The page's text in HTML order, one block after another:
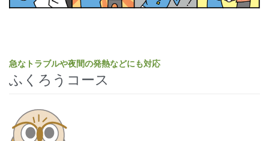
急なトラブルや夜間の発熱などにも対応
ふくろうコース